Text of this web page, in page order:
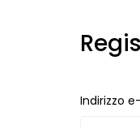
Indirizzo